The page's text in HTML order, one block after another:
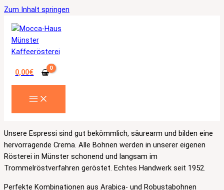
Zum Inhalt springen
0,00€
Unsere Espressi sind gut bekömmlich, säurearm und bilden eine
hervorragende Crema. Alle Bohnen werden in unserer eigenen
Rösterei in Münster schonend und langsam im
Trommelröstverfahren geröstet. Echtes Handwerk seit 1952.
Perfekte Kombinationen aus Arabica- und Robustabohnen